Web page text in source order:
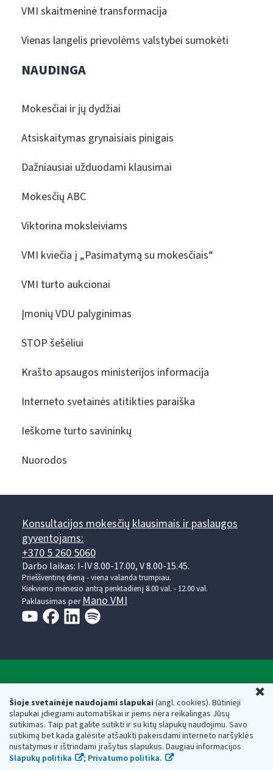
Šioje svetainėje naudojami slapukai(angl. cookies). Būtinieji
slapukai įdiegiami automatiškai ir jiems nėra reikalingas Jūsų
sutikimas. Taip pat galite sutikti ir su kitų slapukų naudojimu. Savo
sutikimą bet kada galėsite atšaukti pakeisdami interneto naršyklės
nustatymus ir ištrindami įrašytus slapukus. Daugiau informacijos
Slapukų politika
; Privatumo politika.
VMI skaitmeninė transformacija
Vienas langelis prievolėms valstybei sumokėti
NAUDINGA
Mokesčiai ir jų dydžiai
Atsiskaitymas grynaisiais pinigais
Dažniausiai užduodami klausimai
Mokesčių ABC
Viktorina moksleiviams
VMI kviečia į „Pasimatymą su mokesčiais“
VMI turto aukcionai
Įmonių VDU palyginimas
STOP šešėliui
Krašto apsaugos ministerijos informacija
Interneto svetainės atitikties paraiška
Ieškome turto savininkų
Nuorodos
Konsultacijos mokesčių klausimais ir paslaugos
gyventojams:
+370 5 260 5060
Darbo laikas: I-IV 8.00-17.00, V 8.00-15.45.
Prieššventinę dieną - viena valanda trumpiau.
Kiekvieno mėnesio antrą penktadienį 8.00 val. - 12.00 val.
Paklausimas perMano VMI
Valstybinė mokesčių inspekcija prie Lietuvos
Respublikos finansų ministerijos
Biudžetinė įstaiga. Juridinio asmens kodas — 188659752,
adresas: Vasario 16-osios g. 14, 01107 Vilnius, Lietuva, el.paštas:
vmi@vmi.lt , E. pristatymo dėžutės adresas 188659752
Duomenys apie Valstybinę mokesčių inspekciją prie Lietuvos
Respublikos finansų ministerijos kaupiami ir saugomi Juridinių